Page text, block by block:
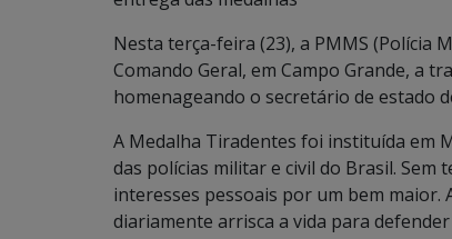
Nesta terça-feira (23), a PMMS (Polícia
Comando Geral, em Campo Grande, a
homenageando o secretário de estado
A Medalha Tiradentes foi instituída em
das polícias militar e civil do Brasil. Sem
interesses pessoais por um bem maior.
diariamente arrisca a vida para defender